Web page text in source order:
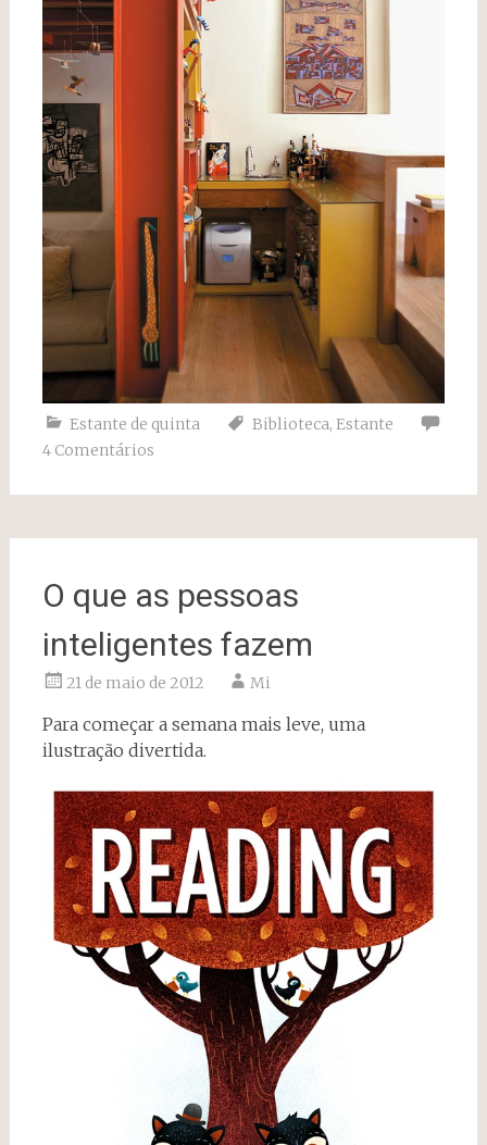
Estante de quinta Biblioteca, Estante
4 Comentários
O que as pessoas
inteligentes fazem
21 de maio de 2012 Mi
Para começar a semana mais leve, uma
ilustração divertida.